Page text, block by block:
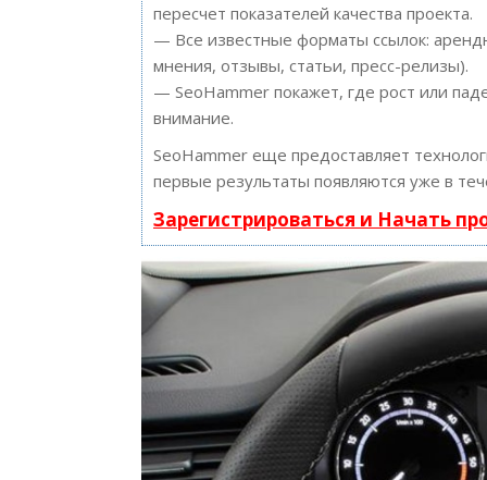
пересчет показателей качества проекта.
— Все известные форматы ссылок:
мнения, отзывы, статьи, пресс-релизы).
— SeoHammer покажет, где рост или
внимание.
SeoHammer еще предоставляет
первые результаты появляются уже в
Зарегистрироваться и Начать